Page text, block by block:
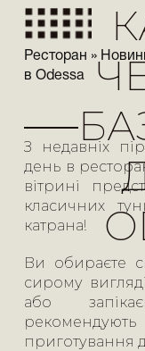
Ресторан »
в Odessa
З недавніх
день в
вітрині
класичних
катрана!
Ви обираєте
сирому
або
приготування